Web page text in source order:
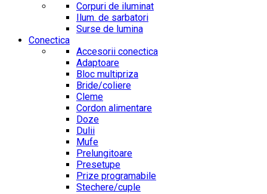
Corpuri de iluminat
Ilum. de sarbatori
Surse de lumina
Conectica
Accesorii conectica
Adaptoare
Bloc multipriza
Bride/coliere
Cleme
Cordon alimentare
Doze
Dulii
Mufe
Prelungitoare
Presetupe
Prize programabile
Stechere/cuple